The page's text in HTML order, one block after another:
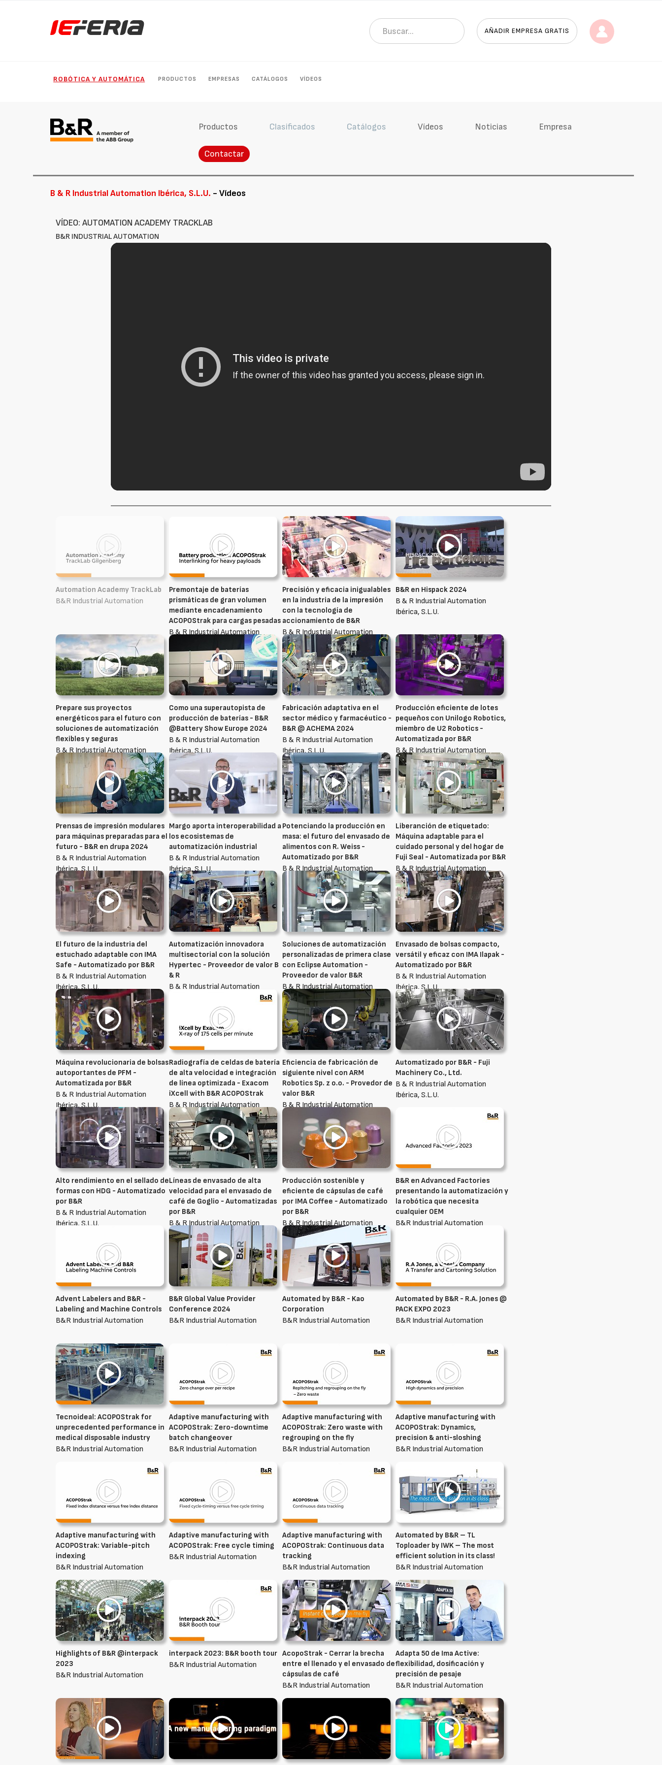
AÑADIR EMPRESA GRATIS
ROBÓTICA Y AUTOMÁTICA PRODUCTOS EMPRESAS CATÁLOGOS VÍDEOS
Productos Clasificados Catálogos Vídeos Noticias Empresa
Contactar
B & R Industrial Automation Ibérica, S.L.U. - Vídeos
VÍDEO: AUTOMATION ACADEMY TRACKLAB
B&R INDUSTRIAL AUTOMATION
Automation Academy TrackLab
B&R Industrial Automation
Premontaje de baterías
prismáticas de gran volumen
mediante encadenamiento
ACOPOStrak para cargas pesadas
B & R Industrial Automation
Precisión y eficacia inigualables
en la industria de la impresión
con la tecnología de
accionamiento de B&R
B & R Industrial Automation
Ibérica, S.L.U.
B&R en Hispack 2024
B & R Industrial Automation
Ibérica, S.L.U.
Prepare sus proyectos
energéticos para el futuro con
soluciones de automatización
flexibles y seguras
B & R Industrial Automation
Ibérica, S.L.U.
Como una superautopista de
producción de baterías - B&R
@Battery Show Europe 2024
B & R Industrial Automation
Ibérica, S.L.U.
Fabricación adaptativa en el
sector médico y farmacéutico -
B&R @ ACHEMA 2024
B & R Industrial Automation
Ibérica, S.L.U.
Producción eficiente de lotes
pequeños con Unilogo Robotics,
miembro de U2 Robotics -
Automatizada por B&R
B & R Industrial Automation
Ibérica, S.L.U.
Prensas de impresión modulares
para máquinas preparadas para el
futuro - B&R en drupa 2024
B & R Industrial Automation
Ibérica, S.L.U.
Margo aporta interoperabilidad a
los ecosistemas de
automatización industrial
B & R Industrial Automation
Ibérica, S.L.U.
Potenciando la producción en
masa: el futuro del envasado de
alimentos con R. Weiss -
Automatizado por B&R
B & R Industrial Automation
Ibérica, S.L.U.
Liberanción de etiquetado:
Máquina adaptable para el
cuidado personal y del hogar de
Fuji Seal - Automatizada por B&R
B & R Industrial Automation
Ibérica, S.L.U.
El futuro de la industria del
estuchado adaptable con IMA
Safe - Automatizado por B&R
B & R Industrial Automation
Ibérica, S.L.U.
Automatización innovadora
multisectorial con la solución
Hypertec - Proveedor de valor B
& R
B & R Industrial Automation
Soluciones de automatización
personalizadas de primera clase
con Eclipse Automation -
Proveedor de valor B&R
B & R Industrial Automation
Ibérica, S.L.U.
Envasado de bolsas compacto,
versátil y eficaz con IMA Ilapak -
Automatizado por B&R
B & R Industrial Automation
Ibérica, S.L.U.
Máquina revolucionaria de bolsas
autoportantes de PFM -
Automatizada por B&R
B & R Industrial Automation
Ibérica, S.L.U.
Radiografía de celdas de batería
de alta velocidad e integración
de línea optimizada - Exacom
iXcell with B&R ACOPOStrak
B & R Industrial Automation
Ibérica, S.L.U.
Eficiencia de fabricación de
siguiente nivel con ARM
Robotics Sp. z o.o. - Provedor de
valor B&R
B & R Industrial Automation
Automatizado por B&R - Fuji
Machinery Co., Ltd.
B & R Industrial Automation
Ibérica, S.L.U.
Alto rendimiento en el sellado de
formas con HDG - Automatizado
por B&R
B & R Industrial Automation
Ibérica, S.L.U.
Líneas de envasado de alta
velocidad para el envasado de
café de Goglio - Automatizadas
por B&R
B & R Industrial Automation
Ibérica, S.L.U.
Producción sostenible y
eficiente de cápsulas de café
por IMA Coffee - Automatizado
por B&R
B & R Industrial Automation
Ibérica, S.L.U.
B&R en Advanced Factories
presentando la automatización y
la robótica que necesita
cualquier OEM
B&R Industrial Automation
Advent Labelers and B&R -
Labeling and Machine Controls
B&R Industrial Automation
B&R Global Value Provider
Conference 2024
B&R Industrial Automation
Automated by B&R - Kao
Corporation
B&R Industrial Automation
Automated by B&R - R.A. Jones @
PACK EXPO 2023
B&R Industrial Automation
Tecnoideal: ACOPOStrak for
unprecedented performance in
medical disposable industry
B&R Industrial Automation
Adaptive manufacturing with
ACOPOStrak: Zero-downtime
batch changeover
B&R Industrial Automation
Adaptive manufacturing with
ACOPOStrak: Zero waste with
regrouping on the fly
B&R Industrial Automation
Adaptive manufacturing with
ACOPOStrak: Dynamics,
precision & anti-sloshing
B&R Industrial Automation
Adaptive manufacturing with
ACOPOStrak: Variable-pitch
indexing
B&R Industrial Automation
Adaptive manufacturing with
ACOPOStrak: Free cycle timing
B&R Industrial Automation
Adaptive manufacturing with
ACOPOStrak: Continuous data
tracking
B&R Industrial Automation
Automated by B&R – TL
Toploader by IWK – The most
efficient solution in its class!
B&R Industrial Automation
Highlights of B&R @interpack
2023
B&R Industrial Automation
interpack 2023: B&R booth tour
B&R Industrial Automation
AcopoStrak - Cerrar la brecha
entre el llenado y el envasado de
cápsulas de café
B&R Industrial Automation
Adapta 50 de Ima Active:
flexibilidad, dosificación y
precisión de pesaje
B&R Industrial Automation